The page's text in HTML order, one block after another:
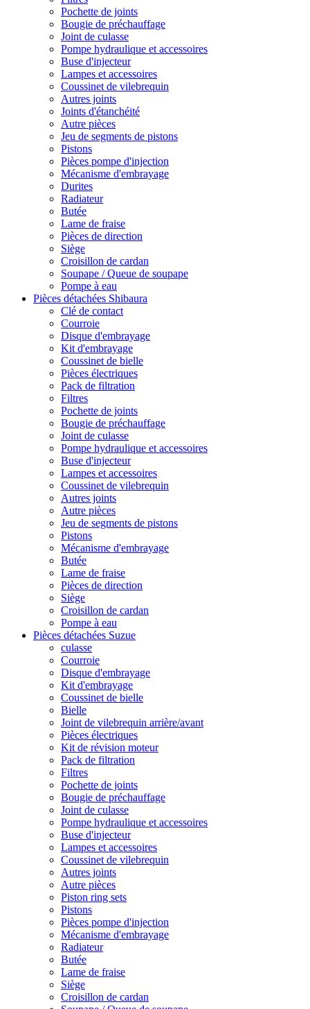
Pochette de joints
Bougie de préchauffage
Joint de culasse
Pompe hydraulique et accessoires
Buse d'injecteur
Lampes et accessoires
Coussinet de vilebrequin
Autres joints
Joints d'étanchéité
Autre pièces
Jeu de segments de pistons
Pistons
Pièces pompe d'injection
Mécanisme d'embrayage
Durites
Radiateur
Butée
Lame de fraise
Pièces de direction
Siège
Croisillon de cardan
Soupape / Queue de soupape
Pompe à eau
Pièces détachées Shibaura
Clé de contact
Courroie
Disque d'embrayage
Kit d'embrayage
Coussinet de bielle
Pièces électriques
Pack de filtration
Filtres
Pochette de joints
Bougie de préchauffage
Joint de culasse
Pompe hydraulique et accessoires
Buse d'injecteur
Lampes et accessoires
Coussinet de vilebrequin
Autres joints
Autre pièces
Jeu de segments de pistons
Pistons
Mécanisme d'embrayage
Butée
Lame de fraise
Pièces de direction
Siège
Croisillon de cardan
Pompe à eau
Pièces détachées Suzue
culasse
Courroie
Disque d'embrayage
Kit d'embrayage
Coussinet de bielle
Bielle
Joint de vilebrequin arrière/avant
Pièces électriques
Kit de révision moteur
Pack de filtration
Filtres
Pochette de joints
Bougie de préchauffage
Joint de culasse
Pompe hydraulique et accessoires
Buse d'injecteur
Lampes et accessoires
Coussinet de vilebrequin
Autres joints
Autre pièces
Piston ring sets
Pistons
Pièces pompe d'injection
Mécanisme d'embrayage
Radiateur
Butée
Lame de fraise
Siège
Croisillon de cardan